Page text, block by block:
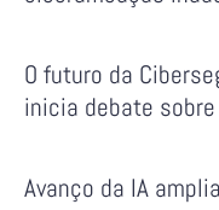
O futuro da
inicia debate
Avanço da IA